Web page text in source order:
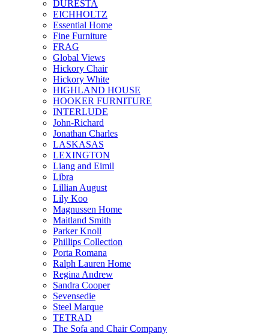
DURESTA
EICHHOLTZ
Essential Home
Fine Furniture
FRAG
Global Views
Hickory Chair
Hickory White
HIGHLAND HOUSE
HOOKER FURNITURE
INTERLUDE
John-Richard
Jonathan Charles
LASKASAS
LEXINGTON
Liang and Eimil
Libra
Lillian August
Lily Koo
Magnussen Home
Maitland Smith
Parker Knoll
Phillips Collection
Porta Romana
Ralph Lauren Home
Regina Andrew
Sandra Cooper
Sevensedie
Steel Marque
TETRAD
The Sofa and Chair Company